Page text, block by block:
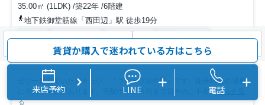
35.00㎡ (1LDK) /築22年 /6階建
地下鉄御堂筋線「西田辺」駅 徒歩19分
防犯カメラ
敷地内ごみ置き場
ぜひ一度見ていただきたい、「ヴィーブル中野」です。徒歩10分の場所
に今川小学校があります。宅配ボックス付きで日中のご不在...もっと見
る
検索条件を変更 まとめてお問い合わせ
賃貸か購入で迷われている方はこちら
来店予約 LINE 電話